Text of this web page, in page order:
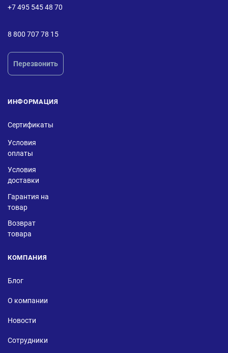
+7 495 545 48 70
8 800 707 78 15
Перезвонить
ИНФОРМАЦИЯ
Сертификаты
Условия
оплаты
Условия
доставки
Гарантия на
товар
Возврат
товара
КОМПАНИЯ
Блог
О компании
Новости
Сотрудники